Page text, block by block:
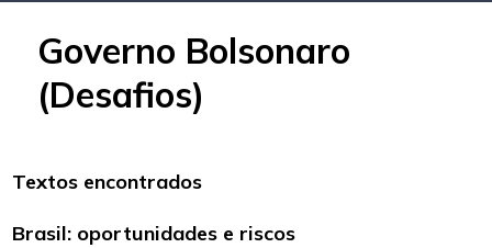
Governo Bolsonaro
(Desafios)
Textos encontrados
Brasil: oportunidades e riscos